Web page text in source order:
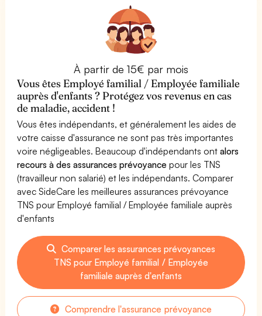
À partir de 15€ par mois
Vous êtes Employé familial / Employée familiale
auprès d'enfants ? Protégez vos revenus en cas
de maladie, accident !
Vous êtes indépendants, et généralement les aides de
votre caisse d'assurance ne sont pas très importantes
voire négligeables. Beaucoup d'indépendants ontalors
recours à des assurances prévoyance pour les TNS
(travailleur non salarié) et les indépendants. Comparer
avec SideCare les meilleures assurances prévoyance
TNS pour Employé familial / Employée familiale auprès
d'enfants
Comparer les assurances prévoyances
TNS pour Employé familial / Employée
familiale auprès d'enfants
Comprendre l'assurance prévoyance